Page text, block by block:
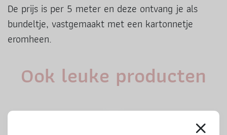
De prijs is per 5 meter en deze ontvang je als
bundeltje, vastgemaakt met een kartonnetje
eromheen.
Ook leuke producten